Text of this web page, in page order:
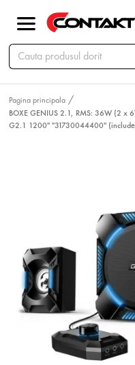
Pagina principala
BOXE GENIUS 2.1, RMS: 36W (2 x
G2.1 1200" "31730044400"